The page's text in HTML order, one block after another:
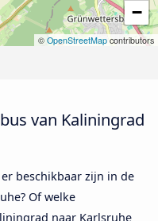
−
© OpenStreetMapcontributors
van Kaliningrad
beschikbaar zijn in de
Of welke
naar Karlsruhe